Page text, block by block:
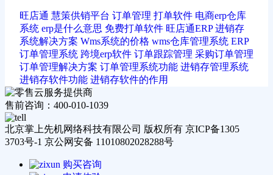
旺店通 慧策供销平台 订单管理 打单软件 电商erp仓库
系统 erp是什么意思 免费打单软件 旺店通ERP 进销存
系统解决方案 Wms系统的价格 wms仓库管理系统 ERP
订单管理系统 跨境erp软件 订单跟踪管理 采购订单管理
订单管理解决方案 订单管理系统功能 进销存管理系统
进销存软件功能 进销存软件的作用
售前咨询：400-010-1039
北京掌上先机网络科技有限公司 版权所有 京ICP备1305
3703号-1 京公网安备 11010802028288号
购买咨询